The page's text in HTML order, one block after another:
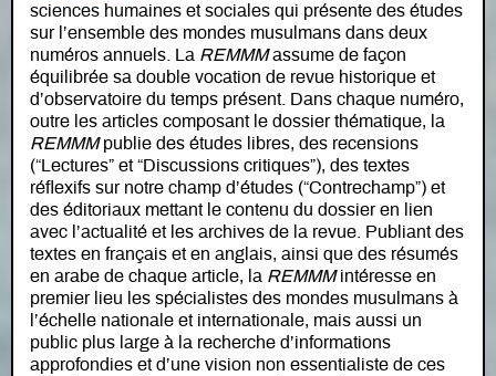
sciences humaines et sociales qui présente des études
sur l’ensemble des mondes musulmans dans deux
numéros annuels. La REMMMassume de façon
équilibrée sa double vocation de revue historique et
d’observatoire du temps présent. Dans chaque numéro,
outre les articles composant le dossier thématique, la
REMMMpublie des études libres, des recensions
(“Lectures” et “Discussions critiques”), des textes
réflexifs sur notre champ d’études (“Contrechamp”) et
des éditoriaux mettant le contenu du dossier en lien
avec l’actualité et les archives de la revue. Publiant des
textes en français et en anglais, ainsi que des résumés
en arabe de chaque article, la REMMMintéresse en
premier lieu les spécialistes des mondes musulmans à
l’échelle nationale et internationale, mais aussi un
public plus large à la recherche d’informations
approfondies et d’une vision non essentialiste de ces